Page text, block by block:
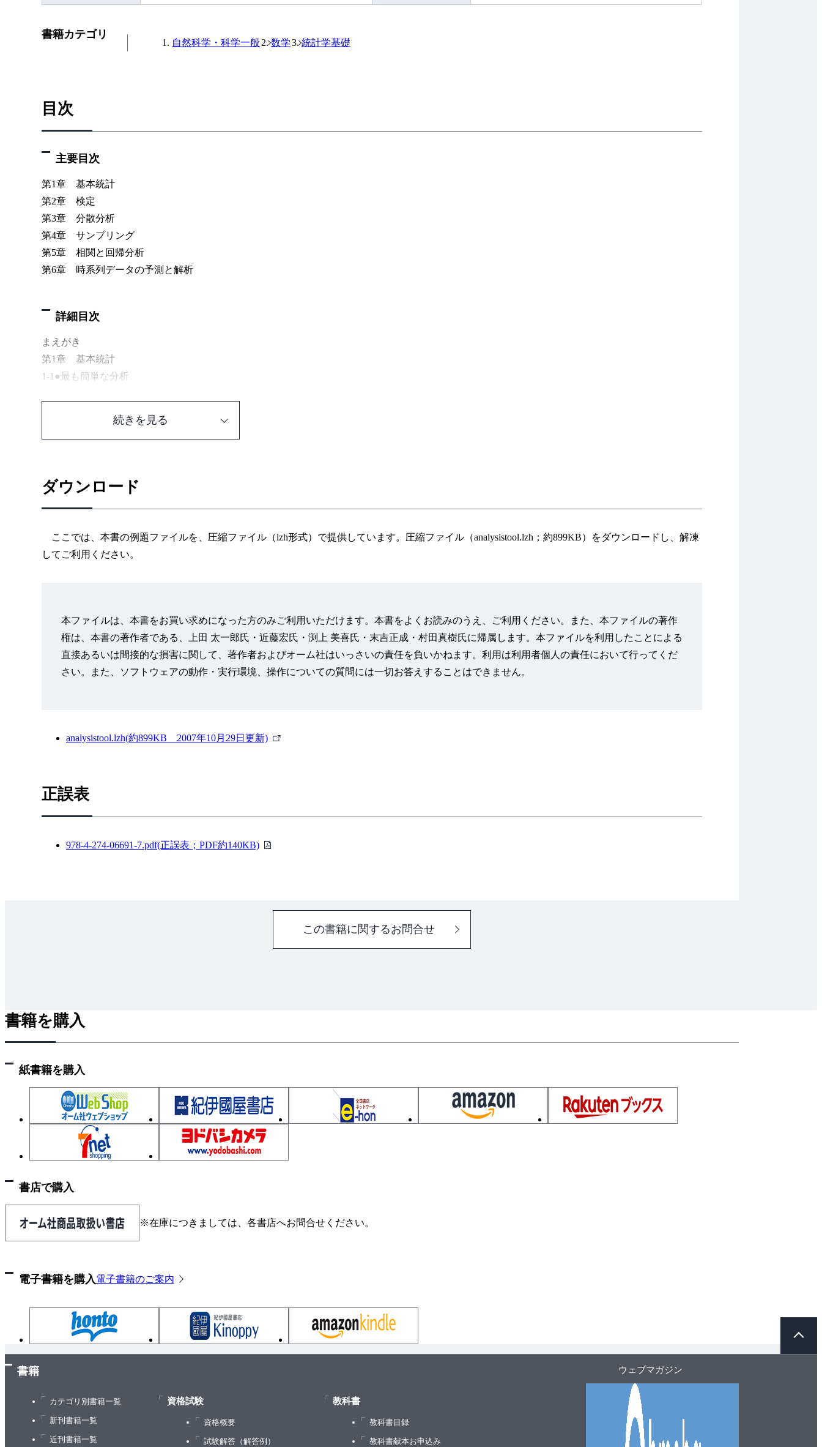
書籍カテゴリ
自然科学・科学一般 数学 統計学基礎
目次
主要目次
第1章 基本統計
第2章 検定
第3章 分散分析
第4章 サンプリング
第5章 相関と回帰分析
第6章 時系列データの予測と解析
詳細目次
まえがき
第1章 基本統計
1-1●最も簡単な分析
——ヒストグラム
（1）平均
（2）最小、最大、範囲
（4）標準偏差、分散
（5）尖度、歪度
第1章のまとめ
第2章 検 定
2-1●平均の検定（1） z検定
——z検定：2標本による平均の検定
——t検定：等分散を仮定した2標本による検定
2-5●平均の検定（4） t検定③
——t検定：一対の標本による平均の検定
4-1●データをランダムにとる
——サンプリング
（1）単純ランダムサンプリング
（2）2段サンプリング
（3）層別サンプリング
（4）集落サンプリング
（5）系統サンプリング
4-2●乱数の生成
——乱数発生
（2）ベルヌーイ
（4）ポワソン
第4章のまとめ
5-1●対応のあるデータの関係を見る（1）
——共分散
5-2●対応のあるデータの関係を見る（2)
——回帰分析
5-4●多くの要因の影響を見る（1）
——重回帰分析
続きを見る
ダウンロード
ここでは、本書の例題ファイルを、圧縮ファイル（lzh形式）で提供しています。圧縮ファイル（analysistool.lzh；約899KB）をダウンロードし、解凍
してご利用ください。
本ファイルは、本書をお買い求めになった方のみご利用いただけます。本書をよくお読みのうえ、ご利用ください。また、本ファイルの著作
権は、本書の著作者である、上田 太一郎氏・近藤宏氏・渕上 美喜氏・末吉正成・村田真樹氏に帰属します。本ファイルを利用したことによる
直接あるいは間接的な損害に関して、著作者およびオーム社はいっさいの責任を負いかねます。利用は利用者個人の責任において行ってくだ
さい。また、ソフトウェアの動作・実行環境、操作についての質問には一切お答えすることはできません。
analysistool.lzh(約899KB 2007年10月29日更新)
外
正誤表
978-4-274-06691-7.pdf(正誤表；PDF約140KB)
PDF
ル
この書籍に関するお問合せ
書籍を購入
紙書籍を購入
書店で購入
※在庫につきましては、各書店へお問合せください。
電子書籍を購入電子書籍のご案内
書籍
カテゴリ別書籍一覧
新刊書籍一覧
近刊書籍一覧
資格試験
資格概要
試験解答（解答例）
教科書
教科書目録
教科書献本お申込み
ウェブマガジン